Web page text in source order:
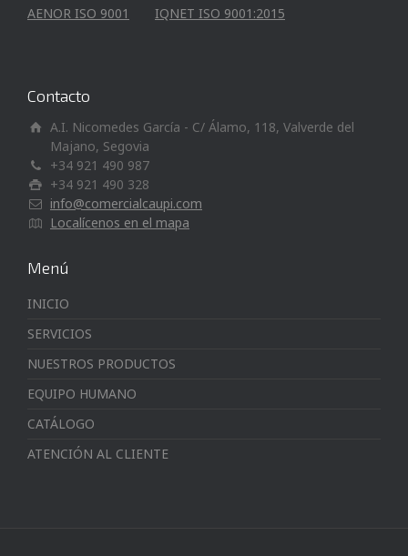
AENOR ISO 9001 IQNET ISO 9001:2015
Contacto
A.I. Nicomedes García - C/ Álamo, 118, Valverde del
Majano, Segovia
+34 921 490 987
+34 921 490 328
info@comercialcaupi.com
Localícenos en el mapa
Menú
INICIO
SERVICIOS
NUESTROS PRODUCTOS
EQUIPO HUMANO
CATÁLOGO
ATENCIÓN AL CLIENTE